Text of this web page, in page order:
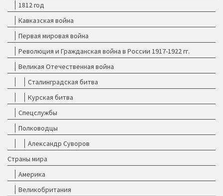
1812 год
Кавказская война
Первая мировая война
Революция и Гражданская война в России 1917-1922 гг.
Великая Отечественная война
Сталинградская битва
Курская битва
Спецслужбы
Полководцы
Александр Суворов
Страны мира
Америка
Великобритания